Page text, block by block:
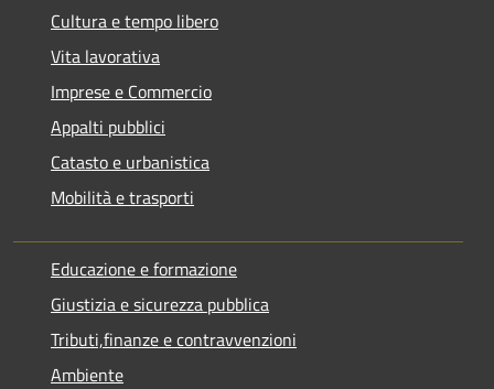
Cultura e tempo libero
Vita lavorativa
Imprese e Commercio
Appalti pubblici
Catasto e urbanistica
Mobilità e trasporti
Educazione e formazione
Giustizia e sicurezza pubblica
Tributi,finanze e contravvenzioni
Ambiente